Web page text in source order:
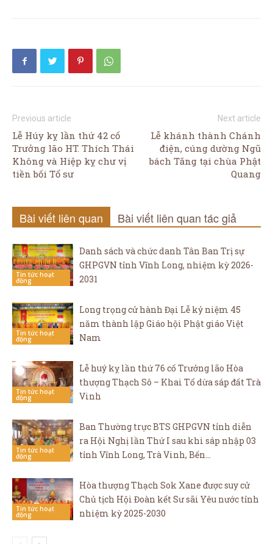
Previous article
Lễ Húy kỵ lần thứ 42 cố
Trưởng lão HT. Thích Thái
Không và Hiệp kỵ chư vị
tiền bối Tổ sư
Next article
Lễ khánh thành Chánh
điện, cúng dường Ngũ
bách Tăng tại chùa Phật
Quang
Bài viết liên quan Bài viết liên quan tác giả
Tin tức hoạt
động
Danh sách và chức danh Tân Ban Trị sự
GHPGVN tỉnh Vĩnh Long, nhiệm kỳ 2026-
2031
Tin tức hoạt
động
Long trọng cử hành Đại Lễ kỷ niệm 45
năm thành lập Giáo hội Phật giáo Việt
Nam
Tin tức hoạt
động
Lễ huý kỵ lần thứ 76 cố Trưởng lão Hòa
thượng Thạch Sô – Khai Tổ dừa sáp đất Trà
Vinh
Tin tức hoạt
động
Ban Thường trực BTS GHPGVN tỉnh diễn
ra Hội Nghị lần Thứ I sau khi sáp nhập 03
tỉnh Vĩnh Long, Trà Vinh, Bến...
Tin tức hoạt
động
Hòa thượng Thạch Sok Xane được suy cử
Chủ tịch Hội Đoàn kết Sư sãi Yêu nước tỉnh
nhiệm kỳ 2025-2030